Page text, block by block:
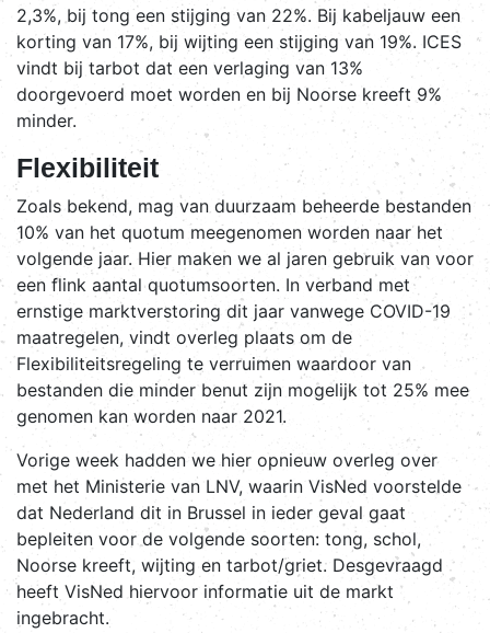
2,3%, bij tong een stijging van 22%. Bij kabeljauw een
korting van 17%, bij wijting een stijging van 19%. ICES
vindt bij tarbot dat een verlaging van 13%
doorgevoerd moet worden en bij Noorse kreeft 9%
minder.
Flexibiliteit
Zoals bekend, mag van duurzaam beheerde bestanden
10% van het quotum meegenomen worden naar het
volgende jaar. Hier maken we al jaren gebruik van voor
een flink aantal quotumsoorten. In verband met
ernstige marktverstoring dit jaar vanwege COVID-19
maatregelen, vindt overleg plaats om de
Flexibiliteitsregeling te verruimen waardoor van
bestanden die minder benut zijn mogelijk tot 25% mee
genomen kan worden naar 2021.
Vorige week hadden we hier opnieuw overleg over
met het Ministerie van LNV, waarin VisNed voorstelde
dat Nederland dit in Brussel in ieder geval gaat
bepleiten voor de volgende soorten: tong, schol,
Noorse kreeft, wijting en tarbot/griet. Desgevraagd
heeft VisNed hiervoor informatie uit de markt
ingebracht.